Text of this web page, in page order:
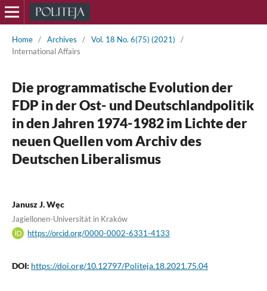
Home / Archives / Vol. 18 No. 6(75) (2021)
/
International Affairs
Die programmatische Evolution der
FDP in der Ost- und Deutschlandpolitik
in den Jahren 1974-1982 im Lichte der
neuen Quellen vom Archiv des
Deutschen Liberalismus
Janusz J. Węc
Jagiellonen-Universität in Kraków
https://orcid.org/0000-0002-6331-4133
DOI: https://doi.org/10.12797/Politeja.18.2021.75.04